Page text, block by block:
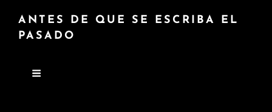
ANTES DE QUE SE ESCRIBA EL
PASADO